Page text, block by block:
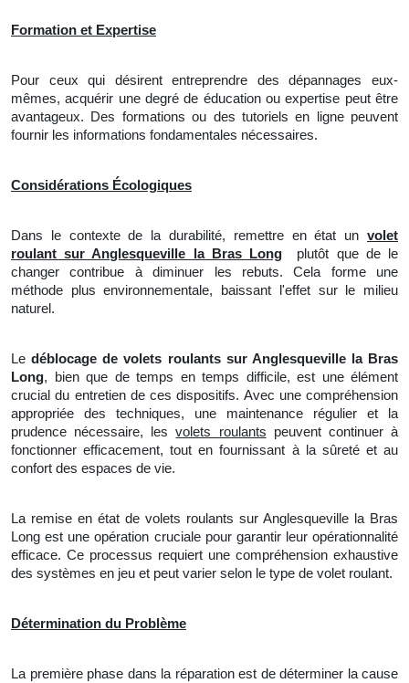
Formation et Expertise
Pour ceux qui désirent entreprendre des dépannages eux-
mêmes, acquérir une degré de éducation ou expertise peut être
avantageux. Des formations ou des tutoriels en ligne peuvent
fournir les informations fondamentales nécessaires.
Considérations Écologiques
Dans le contexte de la durabilité, remettre en état un volet
roulant sur Anglesqueville la Bras Long plutôt que de le
changer contribue à diminuer les rebuts. Cela forme une
méthode plus environnementale, baissant l'effet sur le milieu
naturel.
Ledéblocage de volets roulants sur Anglesqueville la Bras
Long, bien que de temps en temps difficile, est une élément
crucial du entretien de ces dispositifs. Avec une compréhension
appropriée des techniques, une maintenance régulier et
la
prudence nécessaire, lesvolets roulants peuvent continuer à
fonctionner efficacement, tout en fournissant à la sûreté et au
confort des espaces de vie.
La remise en état de volets roulants sur Anglesqueville la Bras
Long est une opération cruciale pour garantir leur opérationnalité
efficace. Ce processus requiert une compréhension exhaustive
des systèmes en jeu et peut varier selon le type de volet roulant.
Détermination du Problème
La première phase dans la réparation est de déterminer la cause